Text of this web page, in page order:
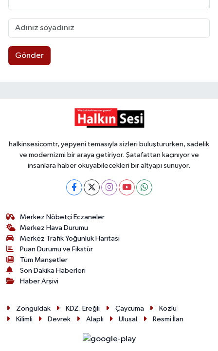
Gönder
halkinsesicomtr, yepyeni temasıyla sizleri buluştururken, sadelik
ve modernizmi bir araya getiriyor. Şatafattan kaçınıyor ve
insanlara haber okuyabilecekleri bir altyapı sunuyor.
Merkez Nöbetçi Eczaneler
Merkez Hava Durumu
Merkez Trafik Yoğunluk Haritası
Puan Durumu ve Fikstür
Tüm Manşetler
Son Dakika Haberleri
Haber Arşivi
Zonguldak KDZ. Ereğli Çaycuma
Kozlu
Kilimli
Devrek Alaplı Ulusal Resmi İlan